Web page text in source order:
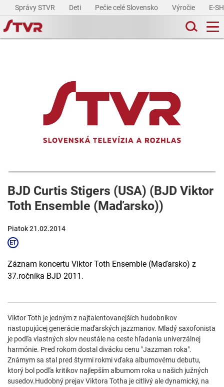
Správy STVR Deti Pečie celé Slovensko Výročie E-
BJD Curtis Stigers (USA) (BJD Viktor
Toth Ensemble (Maďarsko))
Piatok 21.02.2014
Záznam koncertu Viktor Toth Ensemble (Maďarsko) z
37.ročníka BJD 2011.
Viktor Toth je jedným z najtalentovanejších hudobníkov
nastupujúcej generácie maďarských jazzmanov. Mladý saxofonista
je podľa vlastných slov neustále na ceste hľadania univerzálnej
harmónie. Pred rokom dostal divácku cenu "Jazzman roka".
Známym sa stal pred štyrmi rokmi vďaka albumovému debutu,
ktorý bol podľa kritikov najlepším albumom roka u našich južných
susedov.Hudobný prejav Viktora Totha je citlivý ale dynamický, na